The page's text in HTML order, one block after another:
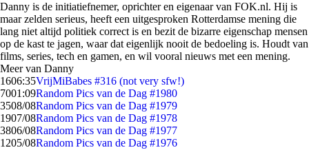
Danny is de initiatiefnemer, oprichter en eigenaar van FOK.nl. Hij is
maar zelden serieus, heeft een uitgesproken Rotterdamse mening die
lang niet altijd politiek correct is en bezit de bizarre eigenschap mensen
op de kast te jagen, waar dat eigenlijk nooit de bedoeling is. Houdt van
films, series, tech en gamen, en wil vooral nieuws met een mening.
Meer van Danny
1606:35VrijMiBabes #316 (not very sfw!)
7001:09Random Pics van de Dag #1980
3508/08Random Pics van de Dag #1979
1907/08Random Pics van de Dag #1978
3806/08Random Pics van de Dag #1977
1205/08Random Pics van de Dag #1976